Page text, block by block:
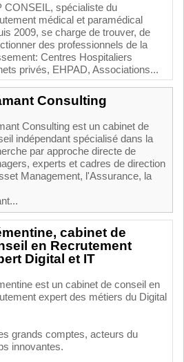
CONSEIL, spécialiste du
médical et paramédical
2009, se charge de trouver, de
des professionnels de la
Centres Hospitaliers
privés, EHPAD, Associations...
Consulting
Consulting est un cabinet de
indépendant spécialisé dans la
par approche directe de
experts et cadres de direction
Management, l'Assurance, la
cabinet de
en Recrutement
Digital et IT
est un cabinet de conseil en
expert des métiers du Digital
grands comptes, acteurs du
innovantes.